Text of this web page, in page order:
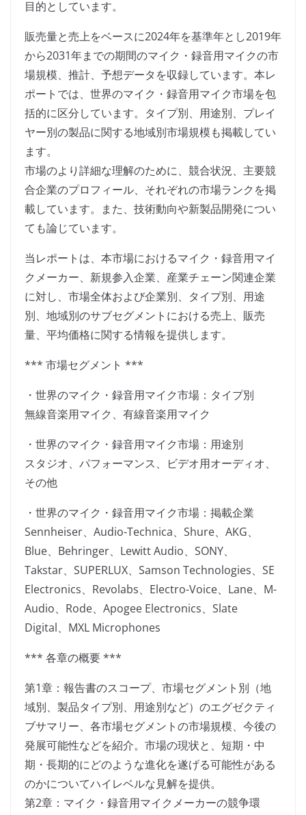
目的としています。
販売量と売上をベースに2024年を基準年とし2019年
から2031年までの期間のマイク・録音用マイクの市
場規模、推計、予想データを収録しています。本レ
ポートでは、世界のマイク・録音用マイク市場を包
括的に区分しています。タイプ別、用途別、プレイ
ヤー別の製品に関する地域別市場規模も掲載してい
ます。
市場のより詳細な理解のために、競合状況、主要競
合企業のプロフィール、それぞれの市場ランクを掲
載しています。また、技術動向や新製品開発につい
ても論じています。
当レポートは、本市場におけるマイク・録音用マイ
クメーカー、新規参入企業、産業チェーン関連企業
に対し、市場全体および企業別、タイプ別、用途
別、地域別のサブセグメントにおける売上、販売
量、平均価格に関する情報を提供します。
*** 市場セグメント ***
・世界のマイク・録音用マイク市場：タイプ別
無線音楽用マイク、有線音楽用マイク
・世界のマイク・録音用マイク市場：用途別
スタジオ、パフォーマンス、ビデオ用オーディオ、
その他
・世界のマイク・録音用マイク市場：掲載企業
Sennheiser、Audio-Technica、Shure、AKG、
Blue、Behringer、Lewitt Audio、SONY、
Takstar、SUPERLUX、Samson Technologies、SE
Electronics、Revolabs、Electro-Voice、Lane、M-
Audio、Rode、Apogee Electronics、Slate
Digital、MXL Microphones
*** 各章の概要 ***
第1章：報告書のスコープ、市場セグメント別（地
域別、製品タイプ別、用途別など）のエグゼクティ
ブサマリー、各市場セグメントの市場規模、今後の
発展可能性などを紹介。市場の現状と、短期・中
期・長期的にどのような進化を遂げる可能性がある
のかについてハイレベルな見解を提供。
第2章：マイク・録音用マイクメーカーの競争環